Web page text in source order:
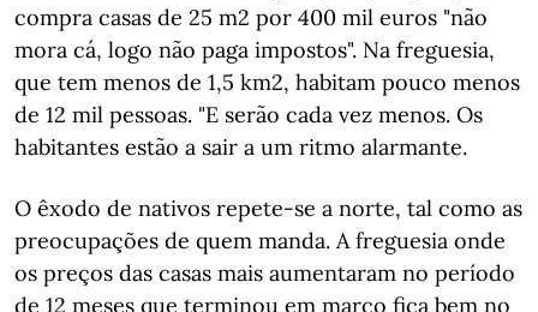
compra casas de 25 m2 por 400 mil euros "não
mora cá, logo não paga impostos". Na freguesia,
que tem menos de 1,5 km2, habitam pouco menos
de 12 mil pessoas. "E serão cada vez menos. Os
habitantes estão a sair a um ritmo alarmante.
O êxodo de nativos repete-se a norte, tal como as
preocupações de quem manda. A freguesia onde
os preços das casas mais aumentaram no período
de 12 meses que terminou em março fica bem no